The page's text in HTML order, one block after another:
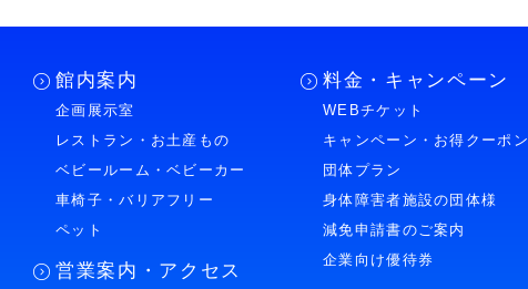
館内案内
企画展示室
レストラン・お土産もの
ベビールーム・ベビーカー
車椅子・バリアフリー
ペット
営業案内・アクセス
料金・キャンペーン
WEBチケット
キャンペーン・お得クーポン
団体プラン
身体障害者施設の団体様
減免申請書のご案内
企業向け優待券